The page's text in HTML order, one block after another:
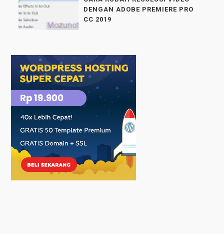
DENGAN ADOBE PREMIERE PRO
CC 2019